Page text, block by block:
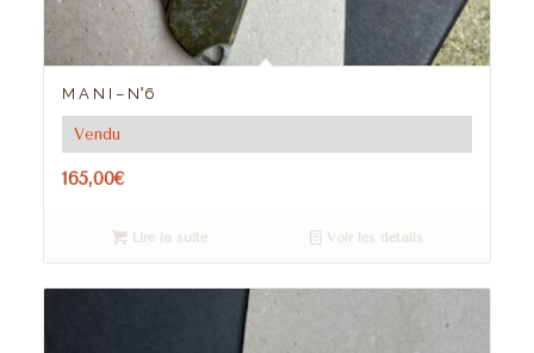
M A N I – N°6
Vendu
165,00€
Lire la suite Voir les détails